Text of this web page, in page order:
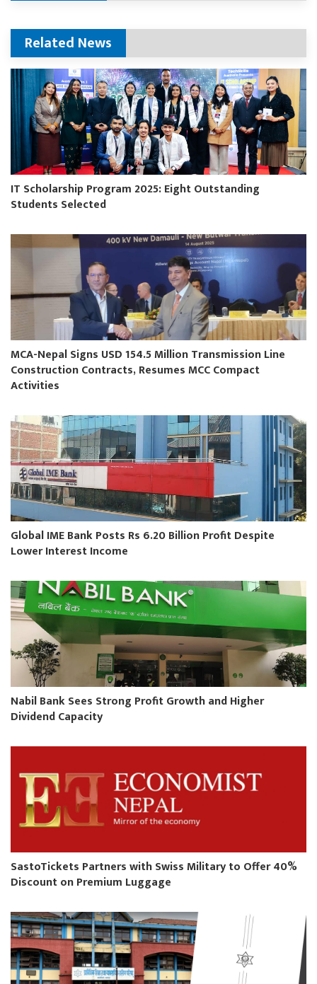
Related News
IT Scholarship Program 2025: Eight Outstanding
Students Selected
MCA-Nepal Signs USD 154.5 Million Transmission Line
Construction Contracts, Resumes MCC Compact
Activities
Global IME Bank Posts Rs 6.20 Billion Profit Despite
Lower Interest Income
Nabil Bank Sees Strong Profit Growth and Higher
Dividend Capacity
SastoTickets Partners with Swiss Military to Offer 40%
Discount on Premium Luggage